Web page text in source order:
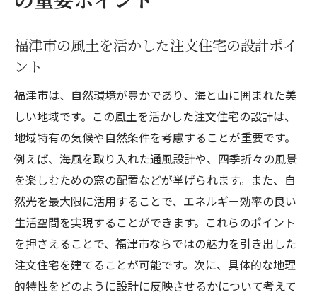
福津市の風土を活かした注文住宅の設計ポイ
ント
福津市は、自然環境が豊かであり、海と山に囲まれた美
しい地域です。この風土を活かした注文住宅の設計は、
地域特有の気候や自然条件を考慮することが重要です。
例えば、海風を取り入れた通風設計や、四季折々の風景
を楽しむための窓の配置などが挙げられます。また、自
然光を最大限に活用することで、エネルギー効率の良い
生活空間を実現することができます。これらのポイント
を押さえることで、福津市ならではの魅力を引き出した
注文住宅を建てることが可能です。次に、具体的な地理
的特性をどのように設計に反映させるかについて考えて